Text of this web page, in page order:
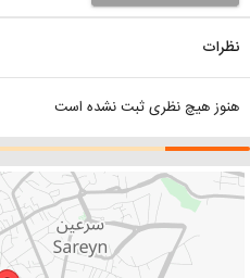
نظرات
هنوز هیچ نظری ثبت نشده است